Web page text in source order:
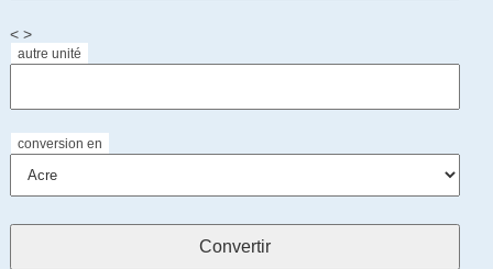
< >
autre unité
conversion en